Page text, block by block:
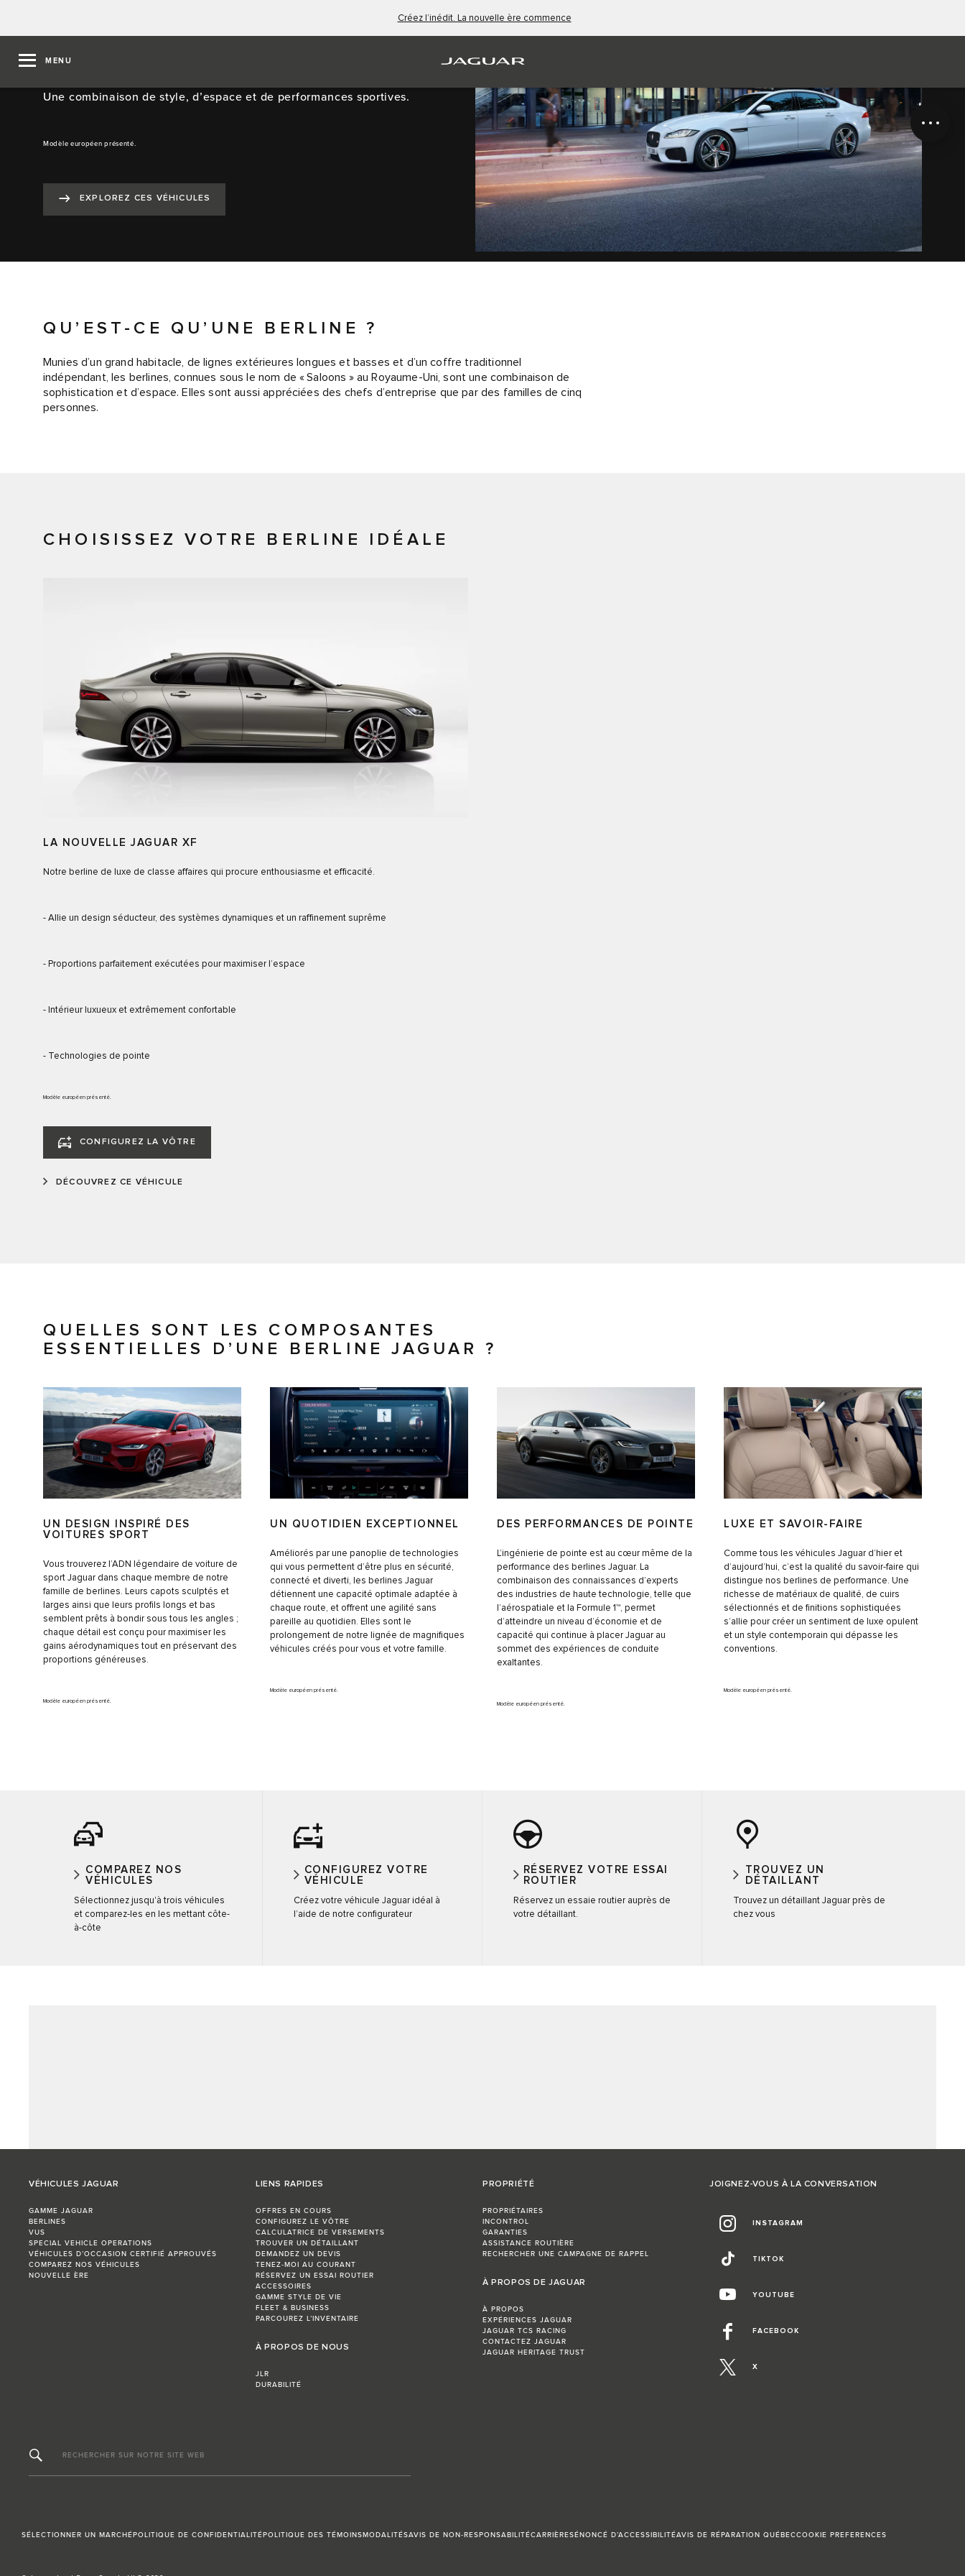
Créez l’inédit. La nouvelle ère commence
MENU
LES BERLINES JAGUAR
Une combinaison de style, d’espace et de performances sportives.
Modèle européen présenté.
EXPLOREZ CES VÉHICULES
QU’EST-CE QU’UNE BERLINE ?
Munies d’un grand habitacle, de lignes extérieures longues et basses et d’un coffre traditionnel
indépendant, les berlines, connues sous le nom de « Saloons » au Royaume-Uni, sont une combinaison de
sophistication et d’espace. Elles sont aussi appréciées des chefs d’entreprise que par des familles de cinq
personnes.
CHOISISSEZ VOTRE BERLINE IDÉALE
LA NOUVELLE JAGUAR XF
Notre berline de luxe de classe affaires qui procure enthousiasme et efficacité.
- Allie un design séducteur, des systèmes dynamiques et un raffinement suprême
- Proportions parfaitement exécutées pour maximiser l’espace
- Intérieur luxueux et extrêmement confortable
- Technologies de pointe
Modèle européen présenté.
CONFIGUREZ LA VÔTRE
DÉCOUVREZ CE VÉHICULE
QUELLES SONT LES COMPOSANTES
ESSENTIELLES D’UNE BERLINE JAGUAR ?
UN DESIGN INSPIRÉ DES
VOITURES SPORT
Vous trouverez l’ADN légendaire de voiture de
sport Jaguar dans chaque membre de notre
famille de berlines. Leurs capots sculptés et
larges ainsi que leurs profils longs et bas
semblent prêts à bondir sous tous les angles ;
chaque détail est conçu pour maximiser les
gains aérodynamiques tout en préservant des
proportions généreuses.
Modèle européen présenté.
UN QUOTIDIEN EXCEPTIONNEL
Améliorés par une panoplie de technologies
qui vous permettent d’être plus en sécurité,
connecté et diverti, les berlines Jaguar
détiennent une capacité optimale adaptée à
chaque route, et offrent une agilité sans
pareille au quotidien. Elles sont le
prolongement de notre lignée de magnifiques
véhicules créés pour vous et votre famille.
Modèle européen présenté.
DES PERFORMANCES DE POINTE
L’ingénierie de pointe est au cœur même de la
performance des berlines Jaguar. La
combinaison des connaissances d’experts
des industries de haute technologie, telle que
l’aérospatiale et la Formule 1™, permet
d’atteindre un niveau d’économie et de
capacité qui continue à placer Jaguar au
sommet des expériences de conduite
exaltantes.
Modèle européen présenté.
LUXE ET SAVOIR-FAIRE
Comme tous les véhicules Jaguar d’hier et
d’aujourd’hui, c’est la qualité du savoir-faire qui
distingue nos berlines de performance. Une
richesse de matériaux de qualité, de cuirs
sélectionnés et de finitions sophistiquées
s’allie pour créer un sentiment de luxe opulent
et un style contemporain qui dépasse les
conventions.
Modèle européen présenté.
COMPAREZ NOS
VÉHICULES
Sélectionnez jusqu'à trois véhicules
et comparez-les en les mettant côte-
à-côte
CONFIGUREZ VOTRE
VÉHICULE
Créez votre véhicule Jaguar idéal à
l’aide de notre configurateur
RÉSERVEZ VOTRE ESSAI
ROUTIER
Réservez un essaie routier auprès de
votre détaillant.
TROUVEZ UN
DÉTAILLANT
Trouvez un détaillant Jaguar près de
chez vous
VÉHICULES JAGUAR
GAMME JAGUAR
BERLINES
VUS
SPECIAL VEHICLE OPERATIONS
VÉHICULES D’OCCASION CERTIFIÉ APPROUVÉS
COMPAREZ NOS VÉHICULES
NOUVELLE ÈRE
LIENS RAPIDES
OFFRES EN COURS
CONFIGUREZ LE VÔTRE
CALCULATRICE DE VERSEMENTS
TROUVER UN DÉTAILLANT
DEMANDEZ UN DEVIS
TENEZ-MOI AU COURANT
RÉSERVEZ UN ESSAI ROUTIER
ACCESSOIRES
GAMME STYLE DE VIE
FLEET & BUSINESS
PARCOUREZ L’INVENTAIRE
À PROPOS DE NOUS
JLR
DURABILITÉ
PROPRIÉTÉ
PROPRIÉTAIRES
INCONTROL
GARANTIES
ASSISTANCE ROUTIÈRE
RECHERCHER UNE CAMPAGNE DE RAPPEL
À PROPOS DE JAGUAR
À PROPOS
EXPÉRIENCES JAGUAR
JAGUAR TCS RACING
CONTACTEZ JAGUAR
JAGUAR HERITAGE TRUST
JOIGNEZ-VOUS À LA CONVERSATION
INSTAGRAM
TIKTOK
YOUTUBE
FACEBOOK
X
RECHERCHER SUR NOTRE SITE WEB
SÉLECTIONNER UN MARCHÉPOLITIQUE DE CONFIDENTIALITÉPOLITIQUE DES TÉMOINSMODALITÉSAVIS DE NON-RESPONSABILITÉCARRIÈRESÉNONCÉ D’ACCESSIBILITÉAVIS DE RÉPARATION QUÉBECCOOKIE PREFERENCES